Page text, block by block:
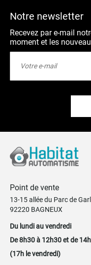
Notre newsletter
Recevez par e-mail
moment et les
Point de vente
13-15 allée du Parc de
92220 BAGNEUX
Du lundi au vendredi
De 8h30 à 12h30 et de
(17h le vendredi)